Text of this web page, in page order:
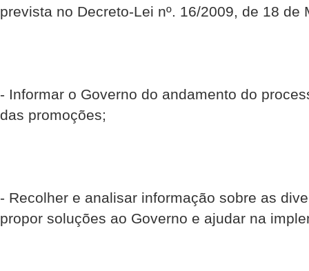
prevista no Decreto-Lei nº. 16/2009, de 18 de
- Informar o Governo do andamento do
das promoções;
- Recolher e analisar informação sobre as
propor soluções ao Governo e ajudar na